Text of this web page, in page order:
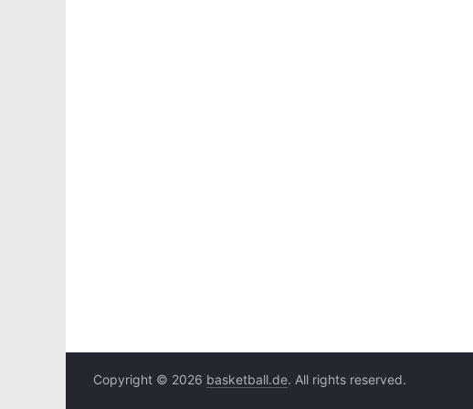
Copyright © 2026 basketball.de. All rights reserved.